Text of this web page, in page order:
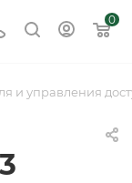
0
и управления